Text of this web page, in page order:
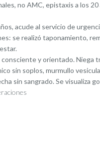
no AMC, epistaxis a los
acude al servicio de
se realizó taponamiento,
consciente y orientado.
sin soplos, murmullo
sin sangrado. Se visualiza